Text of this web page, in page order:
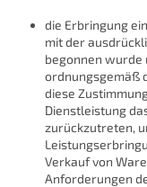
die Erbringung
mit der
begonnen wurde
ordnungsgemäß
diese
Dienstleistung
zurückzutreten,
Verkauf von
Anforderungen